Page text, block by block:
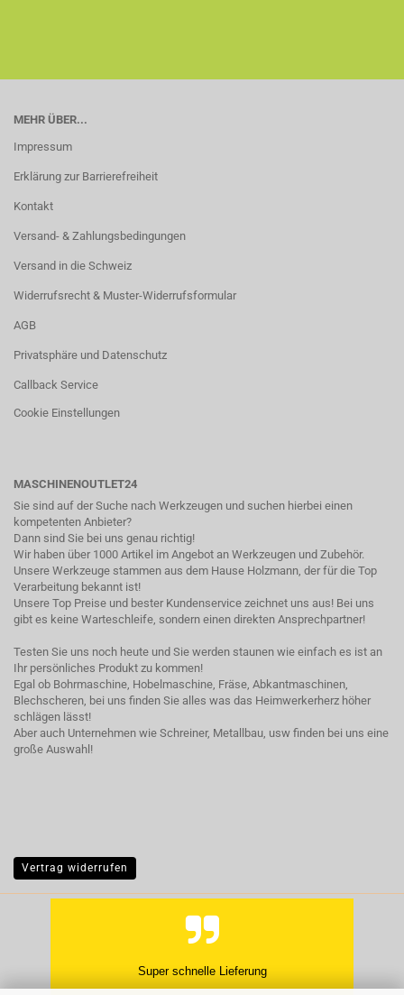
MEHR ÜBER...
Impressum
Erklärung zur Barrierefreiheit
Kontakt
Versand- & Zahlungsbedingungen
Versand in die Schweiz
Widerrufsrecht & Muster-Widerrufsformular
AGB
Privatsphäre und Datenschutz
Callback Service
Cookie Einstellungen
MASCHINENOUTLET24
Sie sind auf der Suche nach Werkzeugen und suchen hierbei einen
kompetenten Anbieter?
Dann sind Sie bei uns genau richtig!
Wir haben über 1000 Artikel im Angebot an Werkzeugen und Zubehör.
Unsere Werkzeuge stammen aus dem Hause Holzmann, der für die Top
Verarbeitung bekannt ist!
Unsere Top Preise und bester Kundenservice zeichnet uns aus! Bei uns
gibt es keine Warteschleife, sondern einen direkten Ansprechpartner!
Testen Sie uns noch heute und Sie werden staunen wie einfach es ist an
Ihr persönliches Produkt zu kommen!
Egal ob Bohrmaschine, Hobelmaschine, Fräse, Abkantmaschinen,
Blechscheren, bei uns finden Sie alles was das Heimwerkerherz höher
schlägen lässt!
Aber auch Unternehmen wie Schreiner, Metallbau, usw finden bei uns eine
große Auswahl!
Vertrag widerrufen
Super schnelle Lieferung